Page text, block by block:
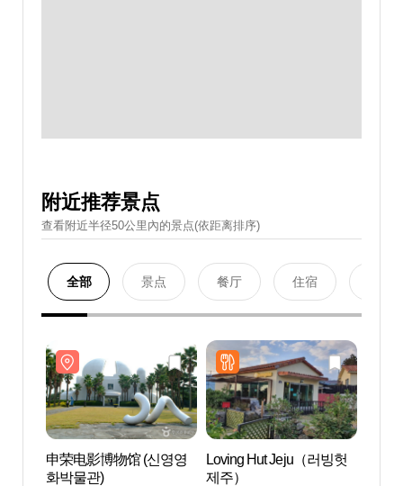
附近推荐景点
查看附近半径50公里內的景点(依距离排序)
全部 景点 餐厅 住宿
申荣电影博物馆 (신영영
화박물관)
Loving Hut Jeju（러빙헛
제주）